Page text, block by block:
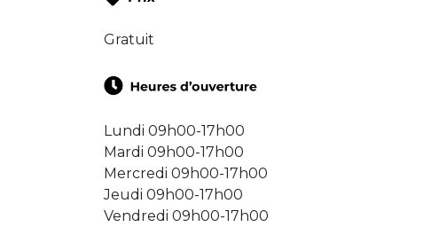
Gratuit
Lundi 09h00-17h00
Mardi 09h00-17h00
Mercredi 09h00-17h00
Jeudi 09h00-17h00
Vendredi 09h00-17h00